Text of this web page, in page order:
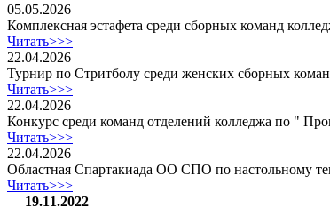
05.05.2026
Комплексная эстафета среди сборных команд
Читать>>>
22.04.2026
Турнир по Стритболу среди женских сборных
Читать>>>
22.04.2026
Конкурс среди команд отделений колледжа по "
Читать>>>
22.04.2026
Областная Спартакиада ОО СПО по настольному
Читать>>>
19.11.2022